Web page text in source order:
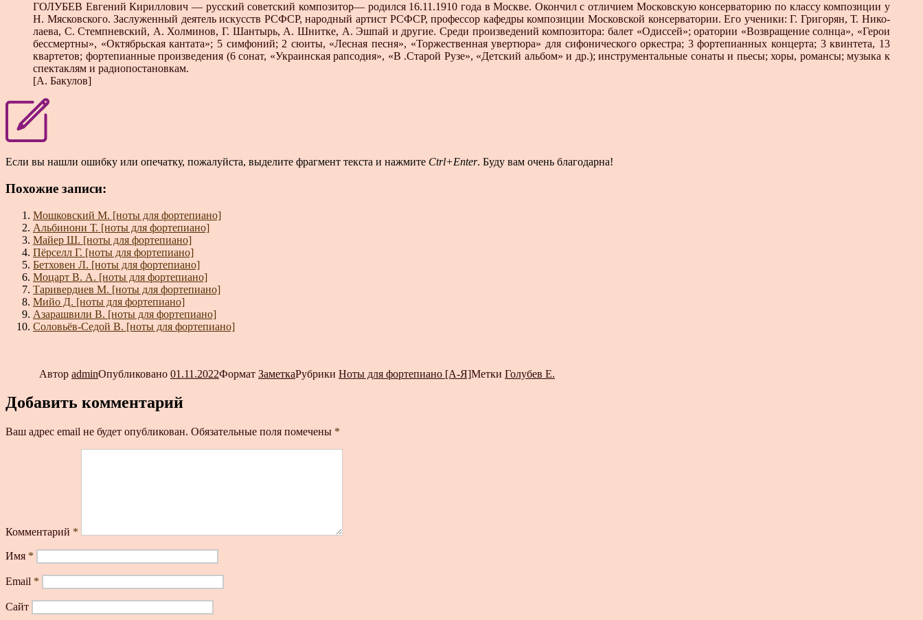
ГОЛУБЕВ Евгений Кириллович — русский советский ком­позитор— родился 16.11.1910 года в Москве. Окончил с отличием Московскую консерваторию по классу композиции у
Н. Мясковского. Заслуженный деятель искусств РСФСР, на­родный артист РСФСР, профессор кафедры композиции Мос­ковской консерватории. Его ученики: Г. Григорян, Т. Нико­
лаева, С. Стемпневский, А. Холминов, Г. Шантырь, А. Шнит­ке, А. Эшпай и другие. Среди произведений композитора: балет «Одиссей»; оратории «Возвращение солнца», «Герои
бессмертны», «Октябрьская кантата»; 5 симфоний; 2 сюиты, «Лесная песня», «Торжественная увертюра» для сифонического оркестра; 3 фортепианных концерта; 3 квинтета, 13
квар­тетов; фортепианные произведения (6 сонат, «Украинская рап­содия», «В .Старой Рузе», «Детский альбом» и др.); инструментальные сонаты и пьесы; хоры, романсы; музыка к
спек­таклям и радиопостановкам.
[А. Бакулов]
Если вы нашли ошибку или опечатку, пожалуйста, выделите фрагмент текста и нажмите Ctrl+Enter. Буду вам очень благодарна!
Похожие записи:
Мошковский М. [ноты для фортепиано]
Альбинони Т. [ноты для фортепиано]
Майер Ш. [ноты для фортепиано]
Пёрселл Г. [ноты для фортепиано]
Бетховен Л. [ноты для фортепиано]
Моцарт В. А. [ноты для фортепиано]
Таривердиев М. [ноты для фортепиано]
Мийо Д. [ноты для фортепиано]
Азарашвили В. [ноты для фортепиано]
Соловьёв-Седой В. [ноты для фортепиано]
Автор adminОпубликовано 01.11.2022Формат ЗаметкаРубрики Ноты для фортепиано [А-Я]Метки Голубев Е.
Добавить комментарий
Ваш адрес email не будет опубликован. Обязательные поля помечены *
Комментарий *
Имя *
Email *
Сайт